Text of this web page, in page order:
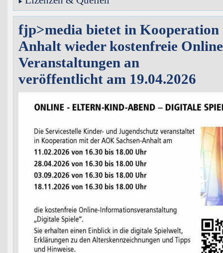
fjp>media bietet in Kooperation
Anhalt wieder kostenfreie
Veranstaltungen an
veröffentlicht am 19.04.2026